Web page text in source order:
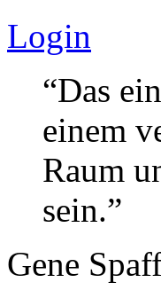
Login
“Das
einem
Raum
sein.”
Gene